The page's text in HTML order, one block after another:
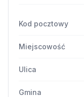
Kod pocztowy
Miejscowość
Ulica
Gmina